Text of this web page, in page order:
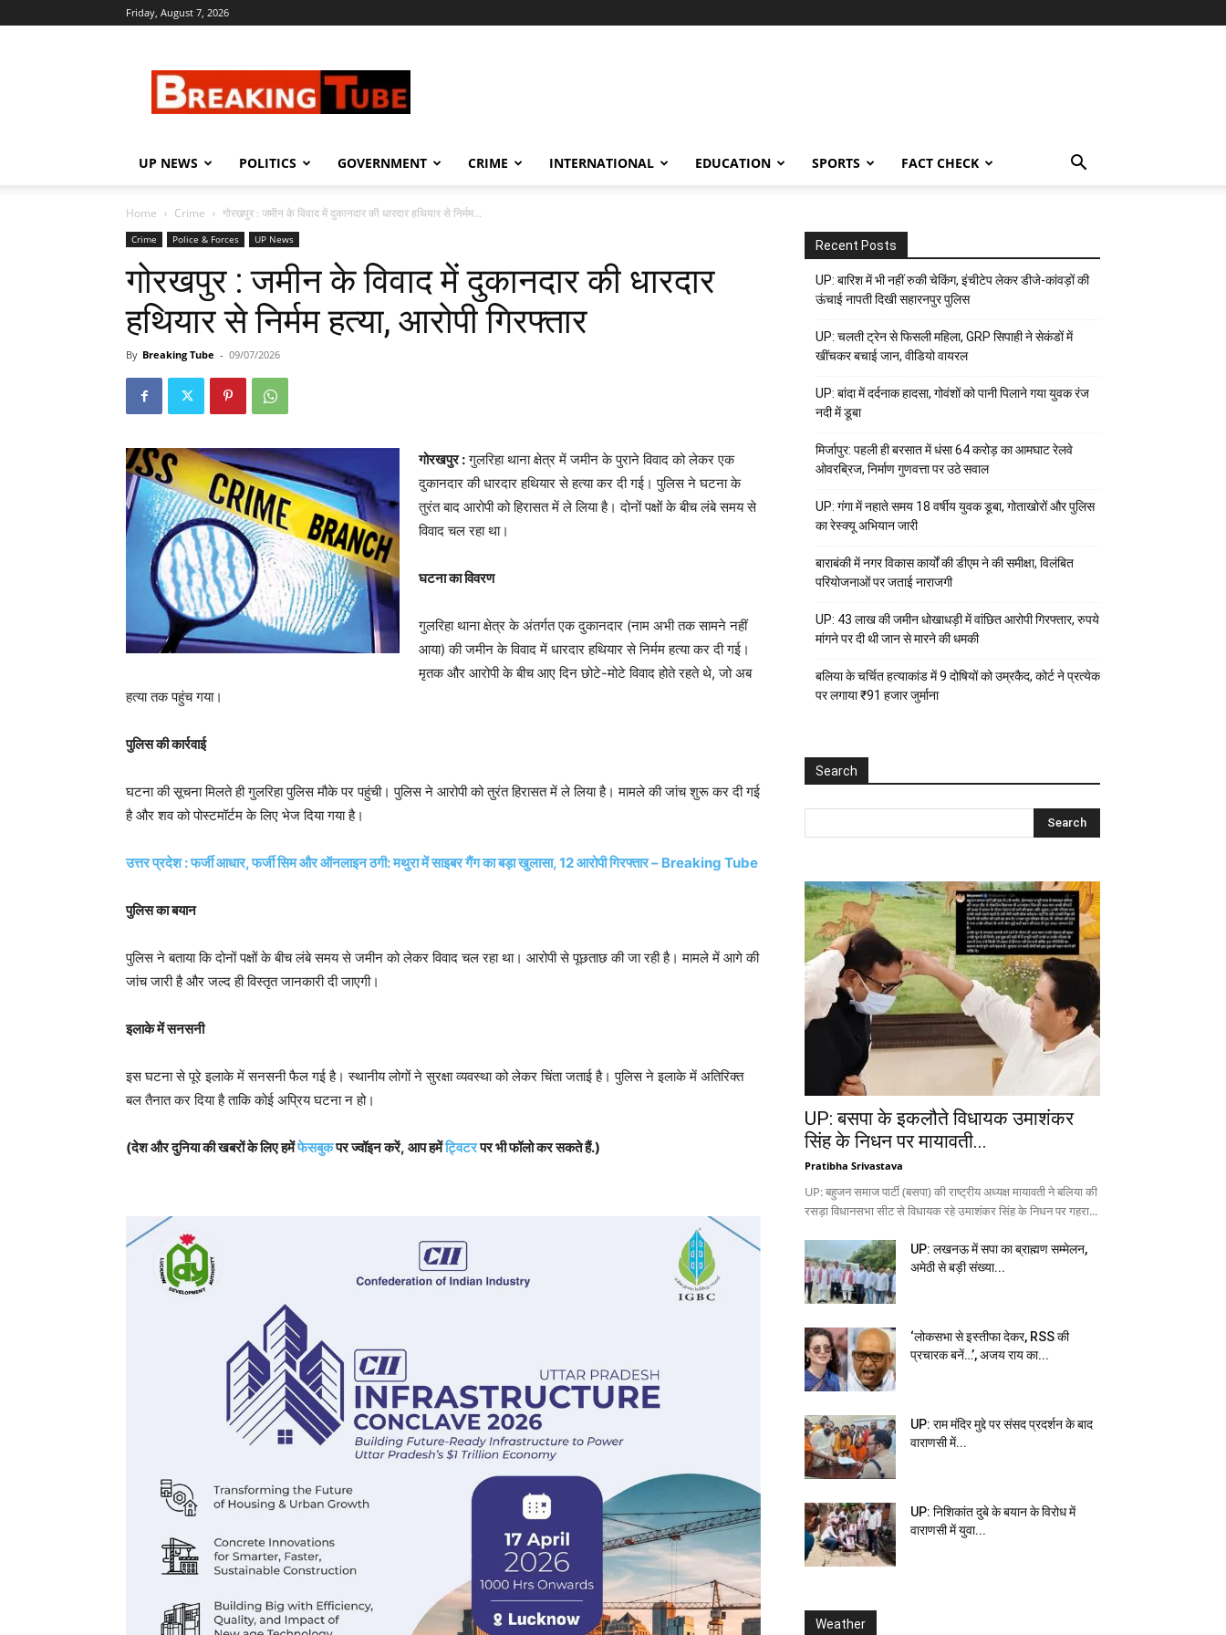
Friday, August 7, 2026
UP NEWS POLITICS GOVERNMENT CRIME INTERNATIONAL EDUCATION SPORTS FACT CHECK
Home Crime गोरखपुर : जमीन के विवाद में दुकानदार की धारदार हथियार से निर्मम...
Crime Police & Forces UP News
गोरखपुर : जमीन के विवाद में दुकानदार की धारदार
हथियार से निर्मम हत्या, आरोपी गिरफ्तार
By Breaking Tube - 09/07/2026
गोरखपुर :गुलरिहा थाना क्षेत्र में जमीन के पुराने विवाद को लेकर एक
दुकानदार की धारदार हथियार से हत्या कर दी गई। पुलिस ने घटना के
तुरंत बाद आरोपी को हिरासत में ले लिया है। दोनों पक्षों के बीच लंबे समय से
विवाद चल रहा था।
घटना का विवरण
गुलरिहा थाना क्षेत्र के अंतर्गत एक दुकानदार (नाम अभी तक सामने नहीं
आया) की जमीन के विवाद में धारदार हथियार से निर्मम हत्या कर दी गई।
मृतक और आरोपी के बीच आए दिन छोटे-मोटे विवाद होते रहते थे, जो अब
हत्या तक पहुंच गया।
पुलिस की कार्रवाई
घटना की सूचना मिलते ही गुलरिहा पुलिस मौके पर पहुंची। पुलिस ने आरोपी को तुरंत हिरासत में ले लिया है। मामले की जांच शुरू कर दी गई
है और शव को पोस्टमॉर्टम के लिए भेज दिया गया है।
उत्तर प्रदेश : फर्जी आधार, फर्जी सिम और ऑनलाइन ठगी: मथुरा में साइबर गैंग का बड़ा खुलासा, 12 आरोपी गिरफ्तार – Breaking Tube
पुलिस का बयान
पुलिस ने बताया कि दोनों पक्षों के बीच लंबे समय से जमीन को लेकर विवाद चल रहा था। आरोपी से पूछताछ की जा रही है। मामले में आगे की
जांच जारी है और जल्द ही विस्तृत जानकारी दी जाएगी।
इलाके में सनसनी
इस घटना से पूरे इलाके में सनसनी फैल गई है। स्थानीय लोगों ने सुरक्षा व्यवस्था को लेकर चिंता जताई है। पुलिस ने इलाके में अतिरिक्त
बल तैनात कर दिया है ताकि कोई अप्रिय घटना न हो।
(देश और दुनिया की खबरों के लिए हमेंफेसबुकपर ज्वॉइन करें, आप हमेंट्विटरपर भी फॉलो कर सकते हैं.)
Recent Posts
UP: बारिश में भी नहीं रुकी चेकिंग, इंचीटेप लेकर डीजे-कांवड़ों की
ऊंचाई नापती दिखी सहारनपुर पुलिस
UP: चलती ट्रेन से फिसली महिला, GRP सिपाही ने सेकंडों में
खींचकर बचाई जान, वीडियो वायरल
UP: बांदा में दर्दनाक हादसा, गोवंशों को पानी पिलाने गया युवक रंज
नदी में डूबा
मिर्जापुर: पहली ही बरसात में धंसा 64 करोड़ का आमघाट रेलवे
ओवरब्रिज, निर्माण गुणवत्ता पर उठे सवाल
UP: गंगा में नहाते समय 18 वर्षीय युवक डूबा, गोताखोरों और पुलिस
का रेस्क्यू अभियान जारी
बाराबंकी में नगर विकास कार्यों की डीएम ने की समीक्षा, विलंबित
परियोजनाओं पर जताई नाराजगी
UP: 43 लाख की जमीन धोखाधड़ी में वांछित आरोपी गिरफ्तार, रुपये
मांगने पर दी थी जान से मारने की धमकी
बलिया के चर्चित हत्याकांड में 9 दोषियों को उम्रकैद, कोर्ट ने प्रत्येक
पर लगाया ₹91 हजार जुर्माना
Search
UP: बसपा के इकलौते विधायक उमाशंकर
सिंह के निधन पर मायावती...
Pratibha Srivastava
UP: बहुजन समाज पार्टी (बसपा) की राष्ट्रीय अध्यक्ष मायावती ने बलिया की
रसड़ा विधानसभा सीट से विधायक रहे उमाशंकर सिंह के निधन पर गहरा...
UP: लखनऊ में सपा का ब्राह्मण सम्मेलन,
अमेठी से बड़ी संख्या...
‘लोकसभा से इस्तीफा देकर, RSS की
प्रचारक बनें…’, अजय राय का...
UP: राम मंदिर मुद्दे पर संसद प्रदर्शन के बाद
वाराणसी में...
UP: निशिकांत दुबे के बयान के विरोध में
वाराणसी में युवा...
Weather